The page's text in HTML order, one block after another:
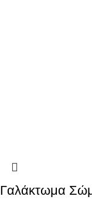
Γαλάκτωμα